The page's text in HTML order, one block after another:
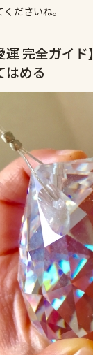
ださいね。
運 完全ガイ
はめる